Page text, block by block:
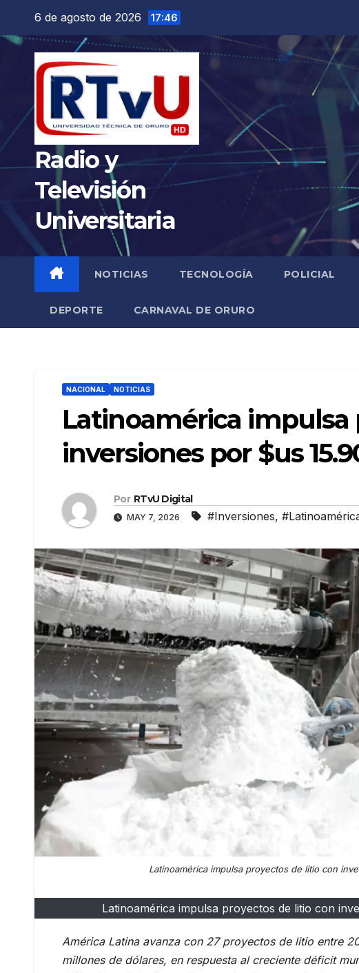
contenido
6 de agosto de 2026 17:46
Radio y
Televisión
Universitaria
NOTICIAS TECNOLOGÍA POLICIAL
DEPORTE CARNAVAL DE ORURO
NACIONAL NOTICIAS
Latinoamérica impulsa
inversiones por $us
Por RTvU Digital
MAY 7, 2026 #Inversiones,
Latinoamérica impulsa proyectos de litio con
Latinoamérica impulsa proyectos de litio con
América Latina avanza con 27 proyectos de litio entre
millones de dólares, en respuesta al creciente déficit